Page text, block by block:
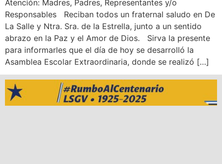
Atención: Madres, Padres, Representantes y/o
Responsables Reciban todos un fraternal saludo en De
La Salle y Ntra. Sra. de la Estrella, junto a un sentido
abrazo en la Paz y el Amor de Dios. Sirva la presente
para informarles que el día de hoy se desarrolló la
Asamblea Escolar Extraordinaria, donde se realizó […]